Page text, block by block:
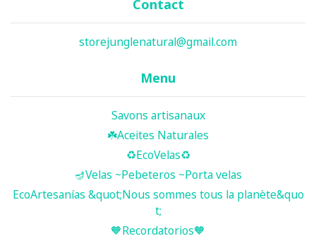
Contact
storejunglenatural@gmail.com
Menu
Savons artisanaux
☘️ Aceites Naturales
♻️EcoVelas♻️
🪔Velas ~Pebeteros ~Porta velas
EcoArtesanías &quot;Nous sommes tous la planète&quo
t;
🧡Recordatorios🧡